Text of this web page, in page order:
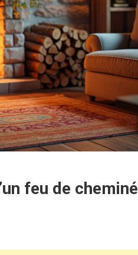
feu de